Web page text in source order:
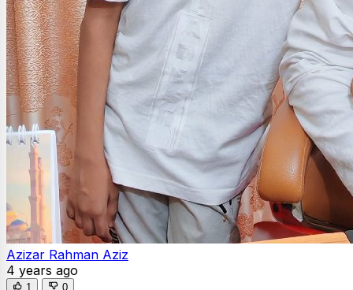
Azizar Rahman Aziz
4 years ago
1 0